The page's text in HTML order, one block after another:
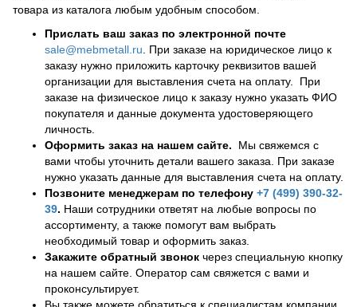
товара из каталога любым удобным способом.
Прислать ваш заказ по электронной почте
sale@mebmetall.ru . При заказе на юридическое лицо к
заказу нужно приложить карточку реквизитов вашей
организации для выставления счета на оплату. При
заказе на физическое лицо к заказу нужно указать ФИО
покупателя и данные документа удостоверяющего
личность.
Оформить заказ на нашем сайте. Мы свяжемся с
вами чтобы уточнить детали вашего заказа. При заказе
нужно указать данные для выставления счета на оплату.
Позвоните менеджерам по телефону +7 (499) 390-32-
39. Наши сотрудники ответят на любые вопросы по
ассортименту, а также помогут вам выбрать
необходимый товар и оформить заказ.
Закажите обратный звонок через специальную кнопку
на нашем сайте. Оператор сам свяжется с вами и
проконсультирует.
Вы также можете обратиться к специалистам компании